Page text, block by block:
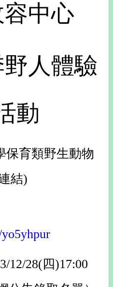
中心
野人體驗
動
保育類野生動物
結)
12/28(四)17:00